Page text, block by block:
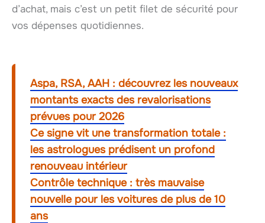
d’achat, mais c’est un petit filet de sécurité pour
vos dépenses quotidiennes.
Aspa, RSA, AAH : découvrez les nouveaux
montants exacts des revalorisations
prévues pour 2026
Ce signe vit une transformation totale :
les astrologues prédisent un profond
renouveau intérieur
Contrôle technique : très mauvaise
nouvelle pour les voitures de plus de 10
ans